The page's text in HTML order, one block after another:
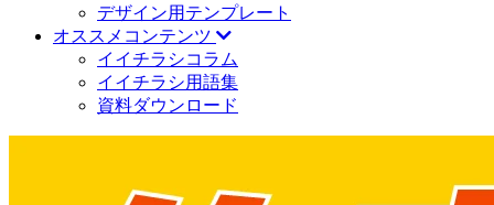
デザイン用テンプレート
オススメコンテンツ
イイチラシコラム
イイチラシ用語集
資料ダウンロード